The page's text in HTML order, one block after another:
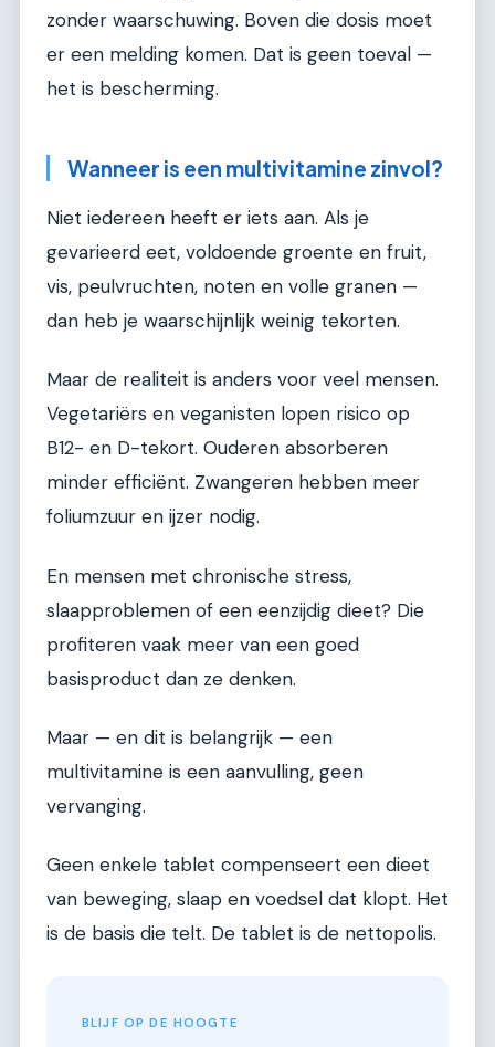
zonder waarschuwing. Boven die dosis moet
er een melding komen. Dat is geen toeval —
het is bescherming.
Wanneer is een multivitamine zinvol?
Niet iedereen heeft er iets aan. Als je
gevarieerd eet, voldoende groente en fruit,
vis, peulvruchten, noten en volle granen —
dan heb je waarschijnlijk weinig tekorten.
Maar de realiteit is anders voor veel mensen.
Vegetariërs en veganisten lopen risico op
B12- en D-tekort. Ouderen absorberen
minder efficiënt. Zwangeren hebben meer
foliumzuur en ijzer nodig.
En mensen met chronische stress,
slaapproblemen of een eenzijdig dieet? Die
profiteren vaak meer van een goed
basisproduct dan ze denken.
Maar — en dit is belangrijk — een
multivitamine is een aanvulling, geen
vervanging.
Geen enkele tablet compenseert een dieet
van beweging, slaap en voedsel dat klopt. Het
is de basis die telt. De tablet is de nettopolis.
BLIJF OP DE HOOGTE